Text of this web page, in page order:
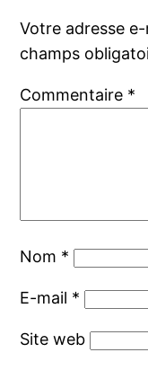
Votre adresse
champs
Commentaire *
Nom *
E-mail *
Site web